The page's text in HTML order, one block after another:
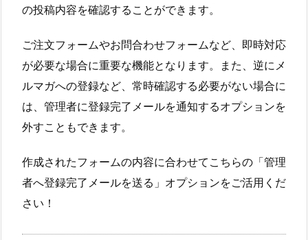
の投稿内容を確認することができます。
ご注文フォームやお問合わせフォームなど、即時対応
が必要な場合に重要な機能となります。また、逆にメ
ルマガへの登録など、常時確認する必要がない場合に
は、管理者に登録完了メールを通知するオプションを
外すこともできます。
作成されたフォームの内容に合わせてこちらの「管理
者へ登録完了メールを送る」オプションをご活用くだ
さい！